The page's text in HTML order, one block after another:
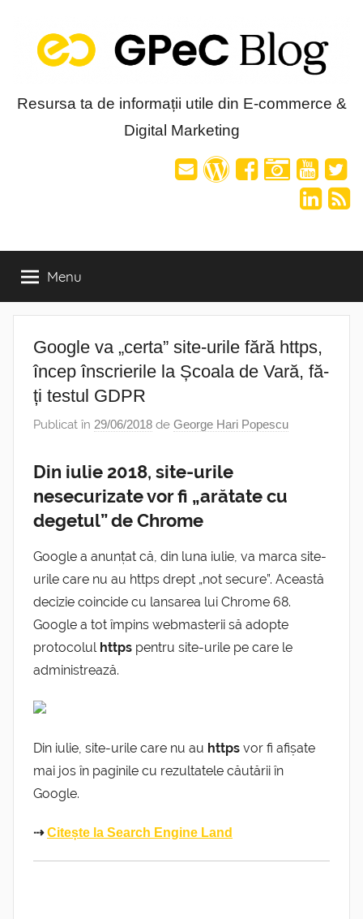
content
Blog-
Resursa ta de informații utile din E-commerce &
Digital Marketing
Menu
Google va „certa” site-urile fără https,
încep înscrierile la Școala de Vară, fă-
ți testul GDPR
Publicat în 29/06/2018 de George Hari Popescu
Din iulie 2018, site-urile
nesecurizate vor fi „arătate cu
degetul” de Chrome
Google a anunțat că, din luna iulie, va marca site-
urile care nu au https drept „not secure”. Această
decizie coincide cu lansarea lui Chrome 68.
Google a tot împins webmasterii să adopte
protocolul https pentru site-urile pe care le
administrează.
Din iulie, site-urile care nu au https vor fi afișate
mai jos în paginile cu rezultatele căutării în
Google.
⇢Citește la Search Engine Land